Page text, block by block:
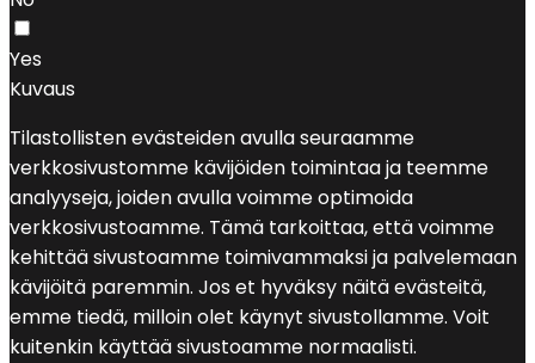
Yes
Kuvaus
Tilastollisten evästeiden avulla seuraamme
verkkosivustomme kävijöiden toimintaa ja teemme
analyyseja, joiden avulla voimme optimoida
verkkosivustoamme. Tämä tarkoittaa, että voimme
kehittää sivustoamme toimivammaksi ja palvelemaan
kävijöitä paremmin. Jos et hyväksy näitä evästeitä,
emme tiedä, milloin olet käynyt sivustollamme. Voit
kuitenkin käyttää sivustoamme normaalisti.